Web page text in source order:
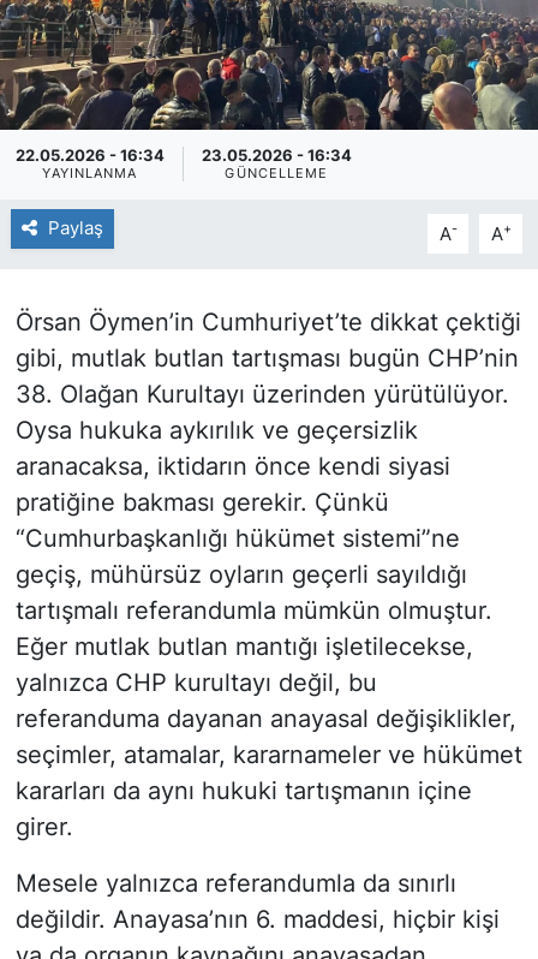
22.05.2026 - 16:34
YAYINLANMA
23.05.2026 - 16:34
GÜNCELLEME
Paylaş A- A+
Örsan Öymen’in Cumhuriyet’te dikkat çektiği
gibi, mutlak butlan tartışması bugün CHP’nin
38. Olağan Kurultayı üzerinden yürütülüyor.
Oysa hukuka aykırılık ve geçersizlik
aranacaksa, iktidarın önce kendi siyasi
pratiğine bakması gerekir. Çünkü
“Cumhurbaşkanlığı hükümet sistemi”ne
geçiş, mühürsüz oyların geçerli sayıldığı
tartışmalı referandumla mümkün olmuştur.
Eğer mutlak butlan mantığı işletilecekse,
yalnızca CHP kurultayı değil, bu
referanduma dayanan anayasal değişiklikler,
seçimler, atamalar, kararnameler ve hükümet
kararları da aynı hukuki tartışmanın içine
girer.
Mesele yalnızca referandumla da sınırlı
değildir. Anayasa’nın 6. maddesi, hiçbir kişi